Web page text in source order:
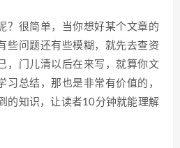
？很简单，当你想好某个文章的
些问题还有些模糊，就先去查资
，门儿清以后在来写，就算你文
习总结，那也是非常有价值的，
的知识，让读者10分钟就能理解